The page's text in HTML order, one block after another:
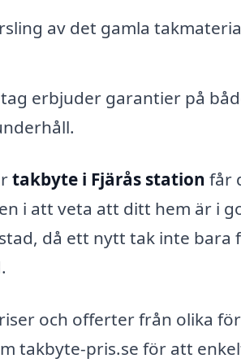
av det gamla
erbjuder garantier på
takbyte i Fjärås station får
i att veta att ditt hem är i
då ett nytt tak inte
och offerter från olika
takbyte-pris.se för att